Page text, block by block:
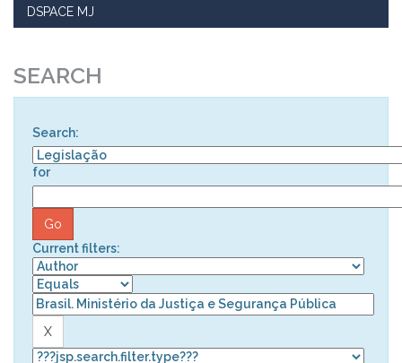
DSPACE MJ
SEARCH
Search:
for
Current filters: